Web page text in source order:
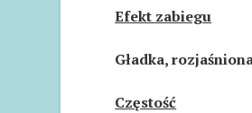
Efekt zabiegu
Gładka,
Częstość